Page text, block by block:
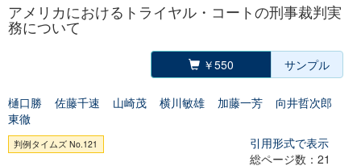
アメリカにおけるトライヤル・コートの刑事裁判実
務について
￥550 サンプル
樋口勝 佐藤千速 山崎茂 横川敏雄 加藤一芳
向井哲次郎
東徹
判例タイムズ No.121
引用形式で表示
総ページ数：21